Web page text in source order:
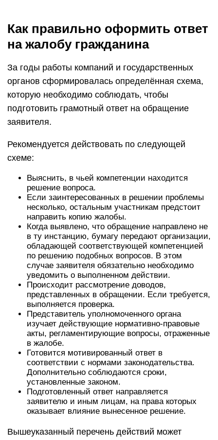
Как правильно оформить ответ
на жалобу гражданина
За годы работы компаний и государственных
органов сформировалась определённая схема,
которую необходимо соблюдать, чтобы
подготовить грамотный ответ на обращение
заявителя.
Рекомендуется действовать по следующей
схеме:
Выяснить, в чьей компетенции находится
решение вопроса.
Если заинтересованных в решении проблемы
несколько, остальным участникам предстоит
направить копию жалобы.
Когда выявлено, что обращение направлено не
в ту инстанцию, бумагу передают организации,
обладающей соответствующей компетенцией
по решению подобных вопросов. В этом
случае заявителя обязательно необходимо
уведомить о выполненном действии.
Происходит рассмотрение доводов,
представленных в обращении. Если требуется,
выполняется проверка.
Представитель уполномоченного органа
изучает действующие нормативно-правовые
акты, регламентирующие вопросы, отраженные
в жалобе.
Готовится мотивированный ответ в
соответствии с нормами законодательства.
Дополнительно соблюдаются сроки,
установленные законом.
Подготовленный ответ направляется
заявителю и иным лицам, на права которых
оказывает влияние вынесенное решение.
Вышеуказанный перечень действий может